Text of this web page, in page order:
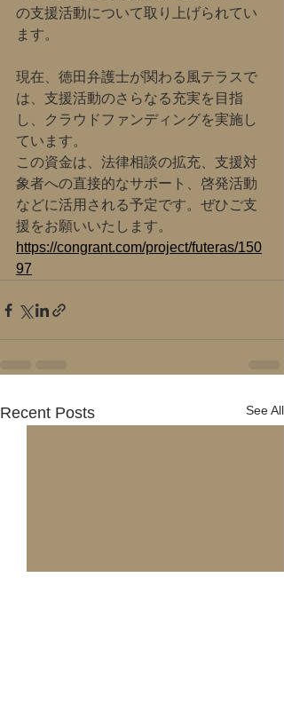
の支援活動について取り上げられてい
ます。
現在、徳田弁護士が関わる風テラスで
は、支援活動のさらなる充実を目指
し、クラウドファンディングを実施し
ています。
この資金は、法律相談の拡充、支援対
象者への直接的なサポート、啓発活動
などに活用される予定です。ぜひご支
援をお願いいたします。
https://congrant.com/project/futeras/150
97
Recent Posts See All